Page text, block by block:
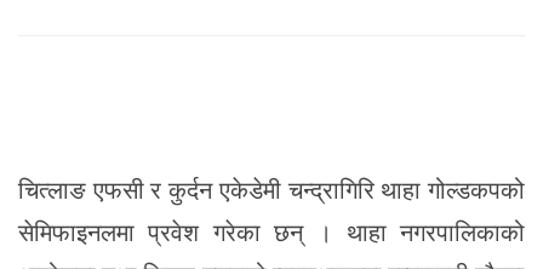
चित्लाङ एफसी र कुर्दन एकेडेमी चन्द्रागिरि थाहा गोल्डकपको
सेमिफाइनलमा प्रवेश गरेका छन् । थाहा नगरपालिकाको